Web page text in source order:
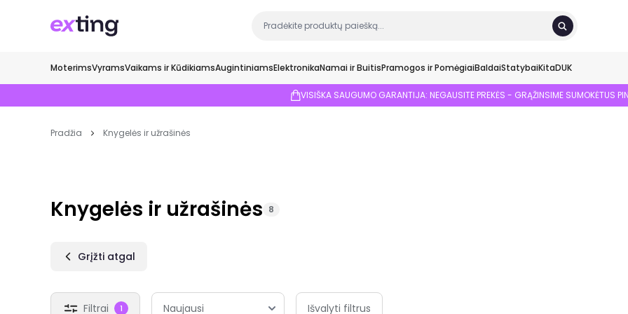
MoterimsVyramsVaikams ir KūdikiamsAugintiniamsElektronikaNamai ir BuitisPramogos ir PomėgiaiBaldaiStatybaiKitaDUK
VISIŠKA SAUGUMO GARANTIJA: NEGAUSITE PREKĖS - GRĄŽINSIME SUMOKĖTUS
Pradžia Knygelės ir užrašinės
Knygelės ir užrašinės 8
Grįžti atgal
Filtrai 1 Išvalyti filtrus